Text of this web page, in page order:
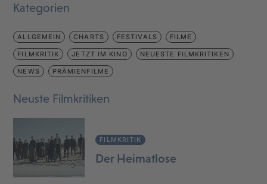
Kategorien
ALLGEMEIN CHARTS FESTIVALS FILME
FILMKRITIK JETZT IM KINO NEUESTE FILMKRITIKEN
NEWS PRÄMIENFILME
Neuste Filmkritiken
FILMKRITIK
Der Heimatlose